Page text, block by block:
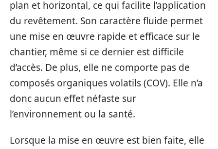
plan et horizontal, ce qui facilite l’application
du revêtement. Son caractère fluide permet
une mise en œuvre rapide et efficace sur le
chantier, même si ce dernier est difficile
d’accès. De plus, elle ne comporte pas de
composés organiques volatils (COV). Elle n’a
donc aucun effet néfaste sur
l’environnement ou la santé.
Lorsque la mise en œuvre est bien faite, elle